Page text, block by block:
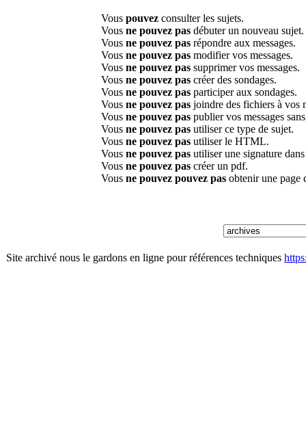
Vous pouvez consulter les sujets.
Vous ne pouvez pas débuter un nouveau sujet.
Vous ne pouvez pas répondre aux messages.
Vous ne pouvez pas modifier vos messages.
Vous ne pouvez pas supprimer vos messages.
Vous ne pouvez pas créer des sondages.
Vous ne pouvez pas participer aux sondages.
Vous ne pouvez pas joindre des fichiers à vos
Vous ne pouvez pas publier vos messages
Vous ne pouvez pas utiliser ce type de sujet.
Vous ne pouvez pas utiliser le HTML.
Vous ne pouvez pas utiliser une signature
Vous ne pouvez pas créer un pdf.
Vous ne pouvez pouvez pas obtenir une page
Site archivé nous le gardons en ligne pour références techniques